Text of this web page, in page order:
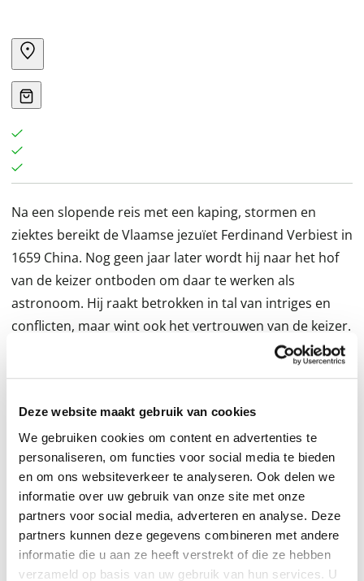
Deze website maakt gebruik van cookies
We gebruiken cookies om content en advertenties te
personaliseren, om functies voor social media te bieden
en om ons websiteverkeer te analyseren. Ook delen we
informatie over uw gebruik van onze site met onze
partners voor social media, adverteren en analyse. Deze
partners kunnen deze gegevens combineren met andere
informatie die u aan ze heeft verstrekt of die ze hebben
verzameld op basis van uw gebruik van hun services. U
Na een slopende reis met een kaping, stormen en
ziektes bereikt de Vlaamse jezuïet Ferdinand Verbiest in
1659 China. Nog geen jaar later wordt hij naar het hof
van de keizer ontboden om daar te werken als
astronoom. Hij raakt betrokken in tal van intriges en
conflicten, maar wint ook het vertrouwen van de keizer.
Chinezen beschuldigen hem ervan dat hij aloude
Chinese tradities overboord zet. Confraters van
praktijken. Andere ordes vinden dat de jezuïeten de
katholieke leer en rituelen te veel aanpassen aan de
Chinese gebruiken en klagen in Rome. Verbiest moet
schipperen tussen de belangen van de Portugezen en
de Fransen en moet Hollanders en Russen beletten
voet aan grond te krijgen in China. Doorheen al deze
vijandelijkheden en twisten houdt hij zijn missie voor
ogen. Zal hij uiteindelijk zijn grote droom, de bekering